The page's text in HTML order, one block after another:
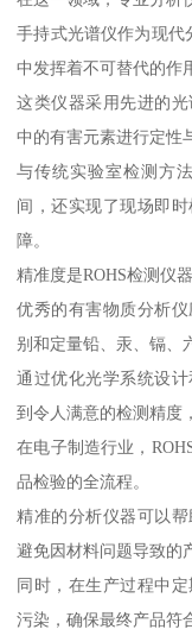
手持式光谱仪作为现代
中发挥着不可替代的作
这类仪器采用先进的
中的有害元素进行定性
与传统实验室检测方
间，还实现了现场即
障。
精准度是ROHS检测仪
优秀的有害物质分析
别和定量铅、汞、镉、
通过优化光学系统设
到令人满意的检测精度
在电子制造行业，
品检验的全流程。
精准的分析仪器可以
避免因材料问题导致的
同时，在生产过程中
污染，确保最终产品符